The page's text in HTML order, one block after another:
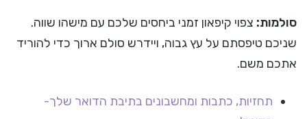
סולמות: צפוי קיפאון זמני ביחסים שלכם עם מישהו שווה.
שניכם טיפסתם על עץ גבוה, ויידרש סולם ארוך כדי להוריד
אתכם משם.
תחזיות, כתבות ומחשבונים בתיבת הדואר שלך-